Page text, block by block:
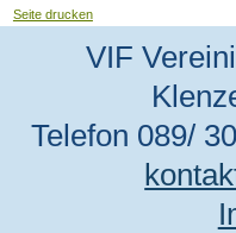
Seite drucken
VIF
Telefon 089/